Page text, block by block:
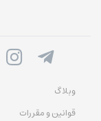
وبلاگ
قوانین و مقررات